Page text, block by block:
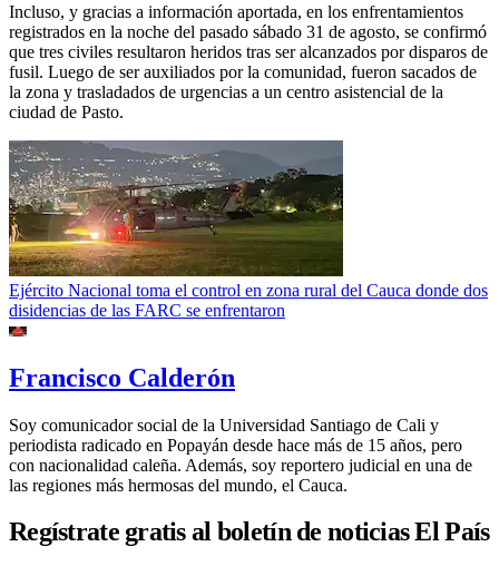
Incluso, y gracias a información aportada, en los enfrentamientos
registrados en la noche del pasado sábado 31 de agosto, se confirmó
que tres civiles resultaron heridos tras ser alcanzados por disparos de
fusil. Luego de ser auxiliados por la comunidad, fueron sacados de
la zona y trasladados de urgencias a un centro asistencial de la
ciudad de Pasto.
Ejército Nacional toma el control en zona rural del Cauca donde dos
disidencias de las FARC se enfrentaron
Francisco Calderón
Soy comunicador social de la Universidad Santiago de Cali y
periodista radicado en Popayán desde hace más de 15 años, pero
con nacionalidad caleña. Además, soy reportero judicial en una de
las regiones más hermosas del mundo, el Cauca.
Regístrate gratis al boletín de noticias El País